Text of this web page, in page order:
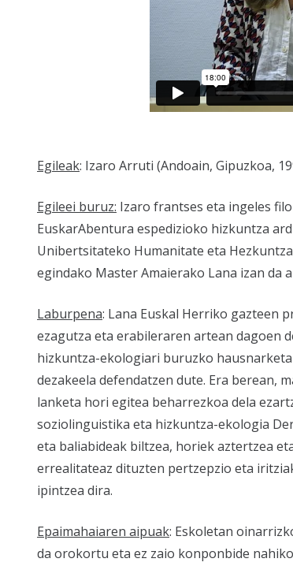
Egileak: Izaro Arruti (Andoain, Gipuzkoa,
Egileei buruz: Izaro frantses eta ingeles
EuskarAbentura espedizioko hizkuntza
Unibertsitateko Humanitate eta
egindako Master Amaierako Lana izan da
Laburpena: Lana Euskal Herriko gazteen
ezagutza eta erabileraren artean dagoen
hizkuntza-ekologiari buruzko
dezakeela defendatzen dute. Era berean,
lanketa hori egitea beharrezkoa dela
soziolinguistika eta hizkuntza-ekologia
eta baliabideak biltzea, horiek aztertzea
errealitateaz dituzten pertzepzio eta
ipintzea dira.
Epaimahaiaren aipuak: Eskoletan
da orokortu eta ez zaio konponbide